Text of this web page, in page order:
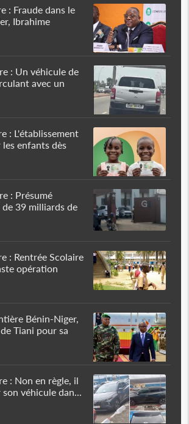
: Fraude dans le
Ibrahime
: Un véhicule de
avec un
: L'établissement
enfants dès
: Présumé
39 milliards de
: Rentrée Scolaire
opération
Bénin-Niger,
Tiani pour sa
: Non en règle, il
véhicule dan...